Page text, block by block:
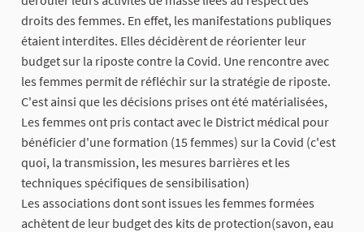
droits des femmes. En effet, les manifestations publiques
étaient interdites. Elles décidèrent de réorienter leur
budget sur la riposte contre la Covid. Une rencontre avec
les femmes permit de réfléchir sur la stratégie de riposte.
C'est ainsi que les décisions prises ont été matérialisées,
Les femmes ont pris contact avec le District médical pour
bénéficier d'une formation (15 femmes) sur la Covid (c'est
quoi, la transmission, les mesures barrières et les
techniques spécifiques de sensibilisation)
Les associations dont sont issues les femmes formées
achètent de leur budget des kits de protection(savon, eau